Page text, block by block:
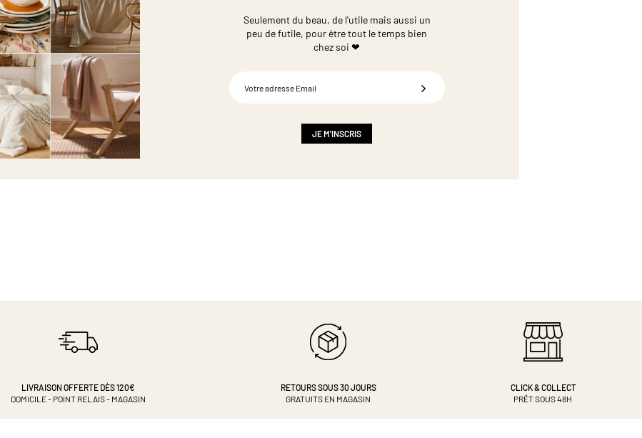
Seulement du beau, de l'utile mais aussi un
peu de futile, pour être tout le temps bien
chez soi ❤
JE M'INSCRIS
LIVRAISON OFFERTE DÈS 120€
DOMICILE - POINT RELAIS - MAGASIN
RETOURS SOUS 30 JOURS
GRATUITS EN MAGASIN
CLICK & COLLECT
PRÊT SOUS 48H